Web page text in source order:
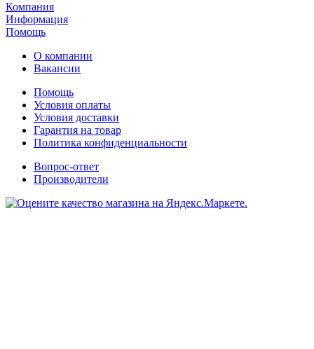
Компания
Информация
Помощь
О компании
Вакансии
Помощь
Условия оплаты
Условия доставки
Гарантия на товар
Политика конфиденциальности
Вопрос-ответ
Производители